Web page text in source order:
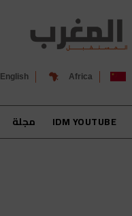
Africa
English
IDM YOUTUBE مجلة